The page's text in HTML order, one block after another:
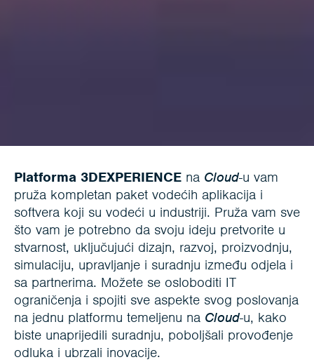
Platforma 3DEXPERIENCE na Cloud-u vam
pruža kompletan paket vodećih aplikacija i
softvera koji su vodeći u industriji. Pruža vam sve
što vam je potrebno da svoju ideju pretvorite u
stvarnost, uključujući dizajn, razvoj, proizvodnju,
simulaciju, upravljanje i suradnju između odjela i
sa partnerima. Možete se osloboditi IT
ograničenja i spojiti sve aspekte svog poslovanja
na jednu platformu temeljenu na Cloud-u, kako
biste unaprijedili suradnju, poboljšali provođenje
odluka i ubrzali inovacije.